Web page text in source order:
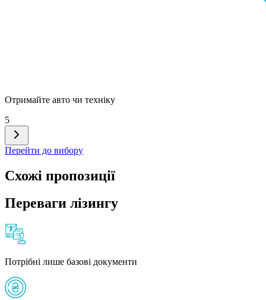
Отримайте авто чи техніку
5
Перейти до вибору
Схожі пропозиції
Переваги лізингу
Потрібні лише базові документи